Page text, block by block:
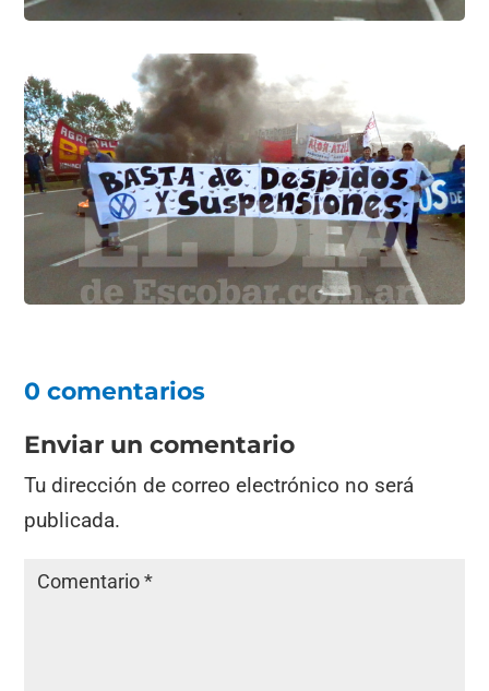
0 comentarios
Enviar un comentario
Tu dirección de correo electrónico no será
publicada.